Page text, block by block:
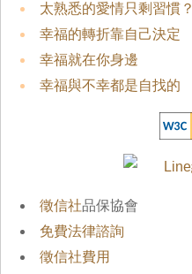
太熟悉的愛情只剩習慣？
幸福的轉折靠自己決定
幸福就在你身邊
幸福與不幸都是自找的
徵信社品保協會
免費法律諮詢
徵信社費用